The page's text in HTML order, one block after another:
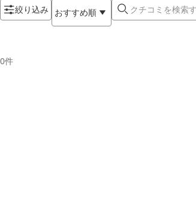
絞り込み おすすめ順
0件